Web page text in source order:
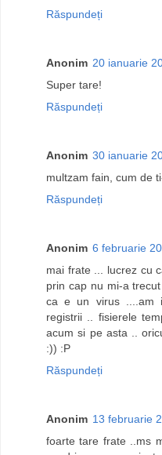
Răspundeți
Anonim 20 ianuarie
Super tare!
Răspundeți
Anonim 30 ianuarie
multzam fain, cum de
Răspundeți
Anonim 6 februarie
mai frate ... lucrez cu
prin cap nu mi-a
ca e un virus ....am
registrii .. fisierele
acum si pe asta ..
:)) :P
Răspundeți
Anonim 13 februarie
foarte tare frate ..ms